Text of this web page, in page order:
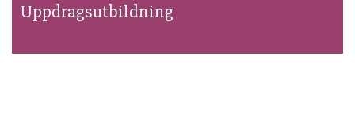
Uppdragsutbildning